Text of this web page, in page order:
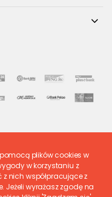
plików cookies w
w korzystaniu z
z nich współpracujące z
wyrażasz zgodę na